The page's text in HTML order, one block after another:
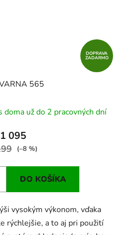
DOPRAVA
ZADARMO
565
doma už do 2 pracovných dní
095
(–8 %)
DO KOŠÍKA
vysokým výkonom, vďaka
rýchlejšie, a to aj pri použití